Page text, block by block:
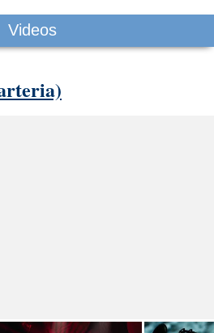
Videos